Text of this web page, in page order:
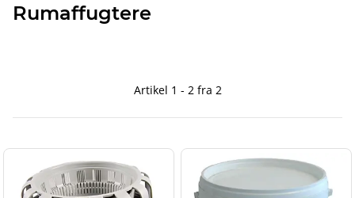
Rumaffugtere
Artikel 1 - 2 fra 2